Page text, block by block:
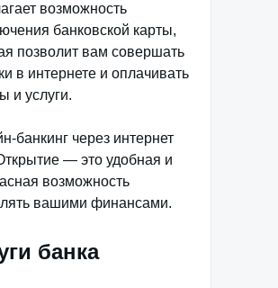
возможность
банковской карты,
позволит вам совершать
в интернете и оплачивать
и услуги.
банкинг через интернет
— это удобная и
возможность
вашими финансами.
банка